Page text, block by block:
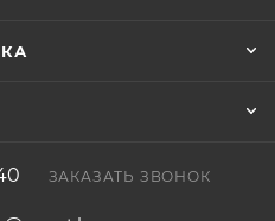
ЗАКАЗАТЬ ЗВОНОК